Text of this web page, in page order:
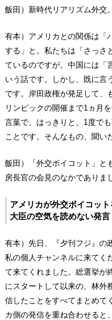
飯田）新時代リアリズム外交。
有本）アメリカとの関係は「
する」と。私たちは「さっさ
ているのですが。中国には「
いう話です。しかし、既に言
です。岸田政権が発足して、
リンピックの開催まで1ヵ月
言葉で、はっきりと、1度で
ことです。そんなもの、聞い
飯田）「外交ボイコット」と
房長官の会見のなかでありま
アメリカが外交ボイコッ
大臣の空気を読めない発言
有本）先日、『夕刊フジ』の
私の個人チャンネルに来てく
て来てくれました。総選挙が
にスタートして以来の、林外
信したことをすべてまとめて
カ側の発信を重ね合わせると